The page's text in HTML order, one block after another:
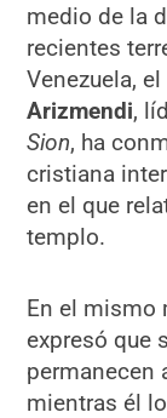
medio de la
recientes
Venezuela,
Arizmendi,
Sion, ha
cristiana
en el que
templo.
En el mismo
expresó que
permanecen
mientras él